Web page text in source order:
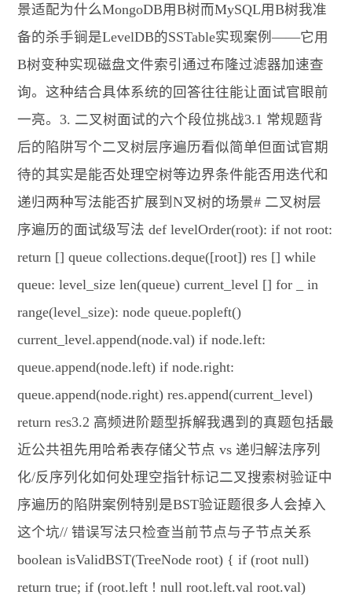
景适配为什么MongoDB用B树而MySQL用B树我准
备的杀手锏是LevelDB的SSTable实现案例——它用
B树变种实现磁盘文件索引通过布隆过滤器加速查
询。这种结合具体系统的回答往往能让面试官眼前
一亮。3. 二叉树面试的六个段位挑战3.1 常规题背
后的陷阱写个二叉树层序遍历看似简单但面试官期
待的其实是能否处理空树等边界条件能否用迭代和
递归两种写法能否扩展到N叉树的场景# 二叉树层
序遍历的面试级写法 def levelOrder(root): if not root:
return [] queue collections.deque([root]) res [] while
queue: level_size len(queue) current_level [] for _ in
range(level_size): node queue.popleft()
current_level.append(node.val) if node.left:
queue.append(node.left) if node.right:
queue.append(node.right) res.append(current_level)
return res3.2 高频进阶题型拆解我遇到的真题包括最
近公共祖先用哈希表存储父节点 vs 递归解法序列
化/反序列化如何处理空指针标记二叉搜索树验证中
序遍历的陷阱案例特别是BST验证题很多人会掉入
这个坑// 错误写法只检查当前节点与子节点关系
boolean isValidBST(TreeNode root) { if (root null)
return true; if (root.left ! null root.left.val root.val)